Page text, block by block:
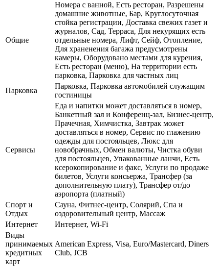
Общие
Номера с ванной, Есть ресторан, Разрешены
домашние животные, Бар, Круглосуточная
стойка регистрации, Доставка свежих газет и
журналов, Сад, Терраса, Для некурящих есть
отдельные номера, Лифт, Сейф, Отопление,
Для храненения багажа предусмотрены
камеры, Оборудовано местами для курения,
Есть ресторан (меню), На территории есть
парковка, Парковка для частных лиц
Парковка
Парковка, Парковка автомобилей служащим
гостиницы
Сервисы
Еда и напитки может доставляться в номер,
Банкетный зал и Конференц-зал, Бизнес-центр,
Прачечная, Химчистка, Завтрак может
доставляться в номер, Сервис по глажению
одежды для постояльцев, Люкс для
новобрачных, Обмен валюты, Чистка обуви
для постояльцев, Упакованные ланчи, Есть
ксерокопирование и факс, Услуги по продаже
билетов, Услуги консьержа, Трансфер (за
дополнительную плату), Трансфер от/до
аэропорта (платный)
Спорт и
Отдых
Сауна, Фитнес-центр, Солярий, Спа и
оздоровительный центр, Массаж
Интернет
Интернет, Wi-Fi
Виды
принимаемых
кредитных
карт
American Express, Visa, Euro/Mastercard, Diners
Club, JCB